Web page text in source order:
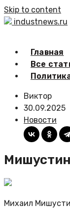
Skip to content
industnews.ru
Главная
Все
Виктор
30.09.2025
Новости
Михаил